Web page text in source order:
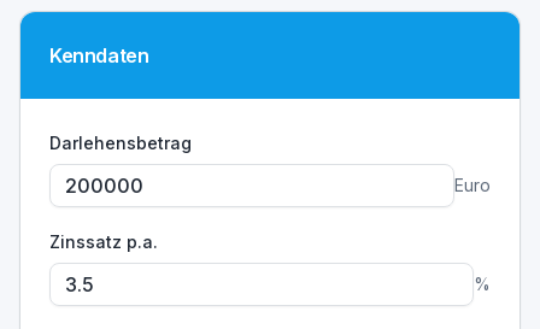
Kenndaten
Darlehensbetrag
Euro
Zinssatz p.a.
%